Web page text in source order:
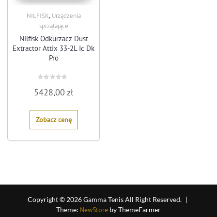
NILFISK, Urządzenia
sprzątające
Nilfisk Odkurzacz Dust
Extractor Attix 33-2L Ic Dk
Pro
0
out
5
5428,00zł
Zobacz cenę
Copyright © 2026 Gamma Tenis All Right Reserved. |
Theme: NewStore by ThemeFarmer